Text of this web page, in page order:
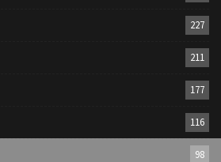
227
211
177
116
98